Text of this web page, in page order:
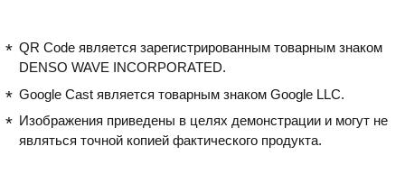
QR Code является зарегистрированным товарным знаком
DENSO WAVE INCORPORATED.
Google Cast является товарным знаком Google LLC.
Изображения приведены в целях демонстрации и могут не
являться точной копией фактического продукта.